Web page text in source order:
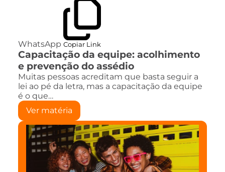
WhatsApp Copiar Link
Capacitação da equipe: acolhimento
e prevenção do assédio
Muitas pessoas acreditam que basta seguir a
lei ao pé da letra, mas a capacitação da equipe
é o que…
Ver matéria